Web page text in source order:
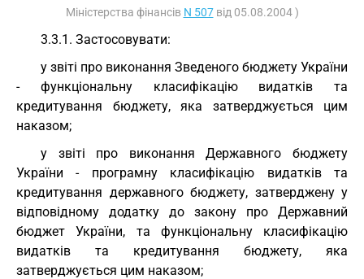
Міністерства фінансів N 507від 05.08.2004 )
3.3.1. Застосовувати:
у звіті про виконання Зведеного бюджету України
- функціональну класифікацію видатків та
кредитування бюджету, яка затверджується цим
наказом;
у звіті про виконання Державного бюджету
України - програмну класифікацію видатків та
кредитування державного бюджету, затверджену у
відповідному додатку до закону про Державний
бюджет України, та функціональну класифікацію
видатків та кредитування бюджету, яка
затверджується цим наказом;